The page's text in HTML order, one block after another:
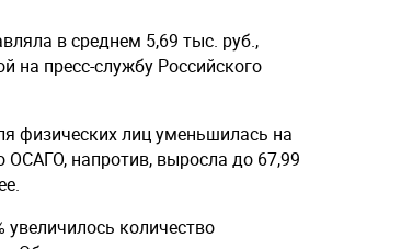
в среднем 5,69 тыс. руб.,
на пресс-службу Российского
физических лиц уменьшилась на
ОСАГО, напротив, выросла до 67,99
увеличилось количество